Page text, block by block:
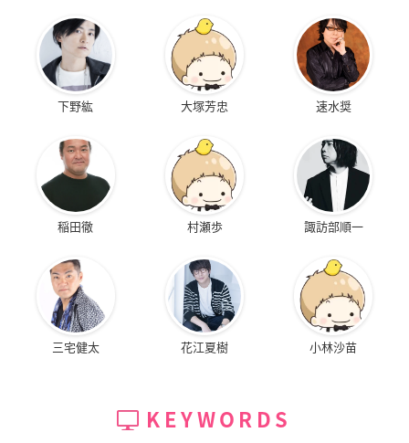
下野紘 大塚芳忠 速水奨
稲田徹 村瀬歩 諏訪部順一
三宅健太 花江夏樹 小林沙苗
KEYWORDS